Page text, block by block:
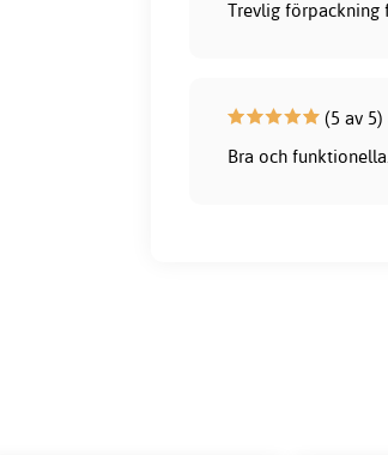
Trevlig förpackning
(5 av
Bra och